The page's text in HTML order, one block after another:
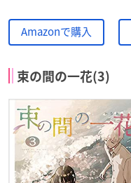
Amazonで購入
束の間の一花(3)